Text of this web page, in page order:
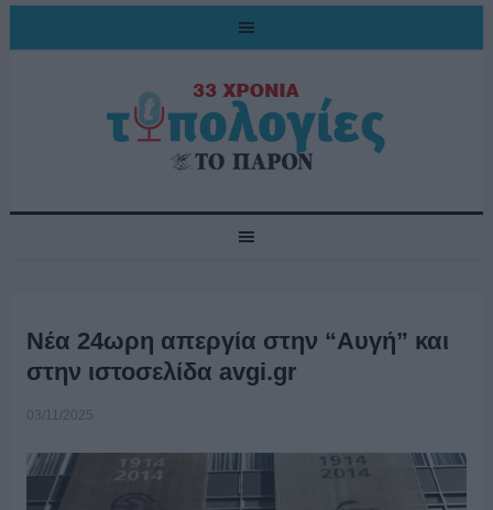
Νέα 24ωρη απεργία στην “Αυγή” και
στην ιστοσελίδα avgi.gr
03/11/2025